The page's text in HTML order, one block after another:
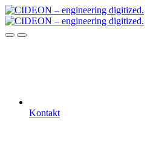
Kontakt